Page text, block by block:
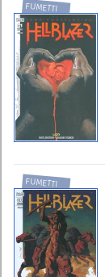
FUMETTI
FUMETTI